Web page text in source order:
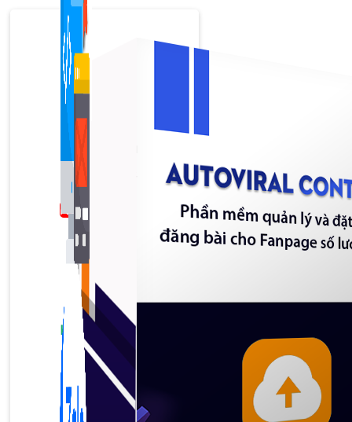
Bán Hàng Online
2,632 bài viết
New
Kiến Thức Website
309 bài viết